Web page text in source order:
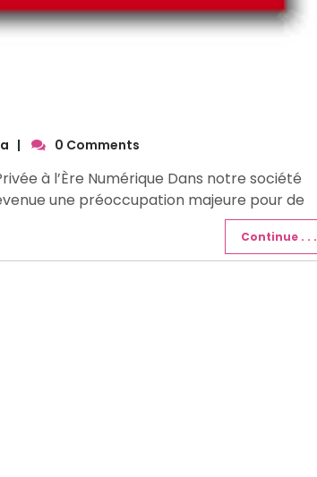
| 0 Comments
à l’Ère Numérique Dans notre société
une préoccupation majeure pour de
Continue . . .